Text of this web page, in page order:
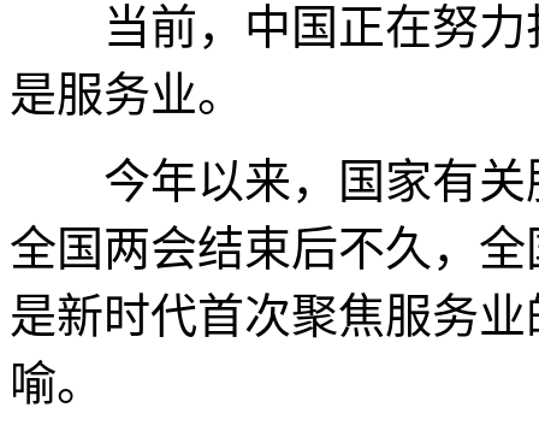
当前，中国正在努力
是服务业。
今年以来，国家有关
全国两会结束后不久，
是新时代首次聚焦服务
喻。